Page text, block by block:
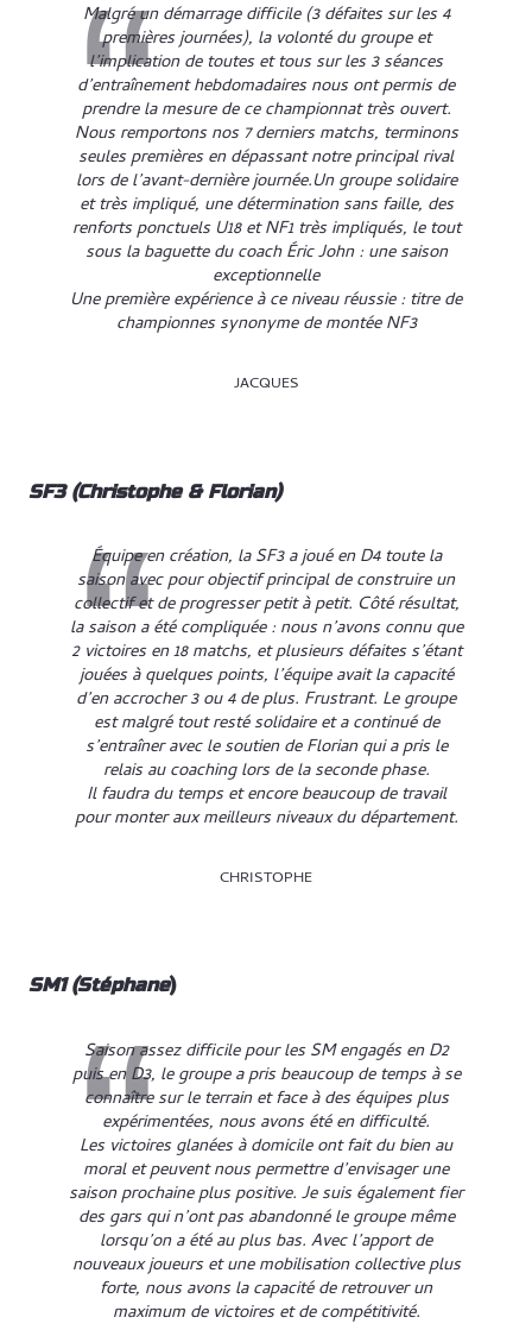
Malgré un démarrage difficile (3 défaites sur les 4
premières journées), la volonté du groupe et
l’implication de toutes et tous sur les 3 séances
d’entraînement hebdomadaires nous ont permis de
prendre la mesure de ce championnat très ouvert.
Nous remportons nos 7 derniers matchs, terminons
seules premières en dépassant notre principal rival
lors de l’avant-dernière journée.Un groupe solidaire
et très impliqué, une détermination sans faille, des
renforts ponctuels U18 et NF1 très impliqués, le tout
sous la baguette du coach Éric John : une saison
exceptionnelle
Une première expérience à ce niveau réussie : titre de
championnes synonyme de montée NF3
JACQUES
SF3 (Christophe & Florian)
Équipe en création, la SF3 a joué en D4 toute la
saison avec pour objectif principal de construire un
collectif et de progresser petit à petit. Côté résultat,
la saison a été compliquée : nous n’avons connu que
2 victoires en 18 matchs, et plusieurs défaites s’étant
jouées à quelques points, l’équipe avait la capacité
d’en accrocher 3 ou 4 de plus. Frustrant. Le groupe
est malgré tout resté solidaire et a continué de
s’entraîner avec le soutien de Florian qui a pris le
relais au coaching lors de la seconde phase.
Il faudra du temps et encore beaucoup de travail
pour monter aux meilleurs niveaux du département.
CHRISTOPHE
SM1 (Stéphane)
Saison assez difficile pour les SM engagés en D2
puis en D3, le groupe a pris beaucoup de temps à se
connaître sur le terrain et face à des équipes plus
expérimentées, nous avons été en difficulté.
Les victoires glanées à domicile ont fait du bien au
moral et peuvent nous permettre d’envisager une
saison prochaine plus positive. Je suis également fier
des gars qui n’ont pas abandonné le groupe même
lorsqu’on a été au plus bas. Avec l’apport de
nouveaux joueurs et une mobilisation collective plus
forte, nous avons la capacité de retrouver un
maximum de victoires et de compétitivité.